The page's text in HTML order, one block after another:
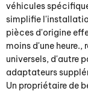
véhicules
simplifie
pièces d'origine
moins d'une
universels, d'autre
adaptateurs
Un propriétaire de